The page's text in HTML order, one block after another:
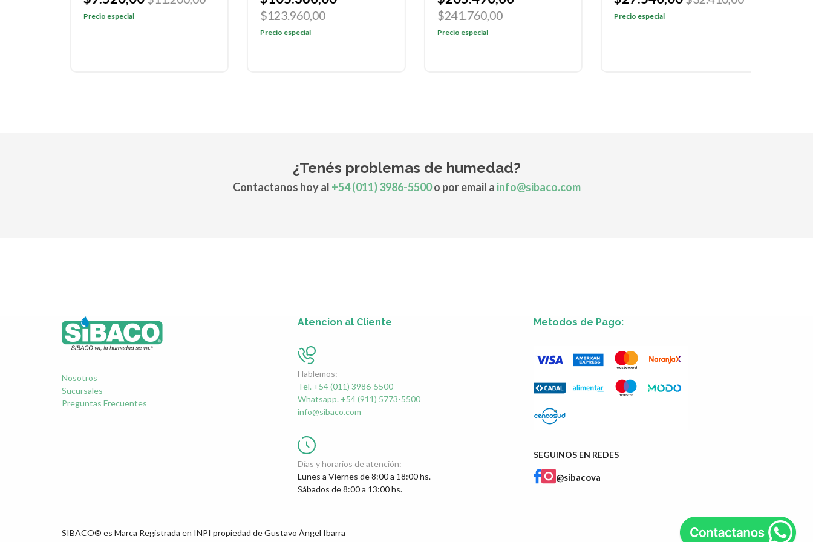
Precio especial $123.960,00
Precio especial
$241.760,00
Precio especial
Precio especial
¿Tenés problemas de humedad?
Contactanos hoy al +54 (011) 3986-5500o por email a info@sibaco.com
Nosotros
Sucursales
Preguntas Frecuentes
Atencion al Cliente
Hablemos:
Tel. +54 (011) 3986-5500
Whatsapp. +54 (911) 5773-5500
info@sibaco.com
Días y horarios de atención:
Lunes a Viernes de 8:00 a 18:00 hs.
Sábados de 8:00 a 13:00 hs.
Metodos de Pago:
SEGUINOS EN REDES
@sibacova
SIBACO® es Marca Registrada en INPI propiedad de Gustavo Ángel Ibarra